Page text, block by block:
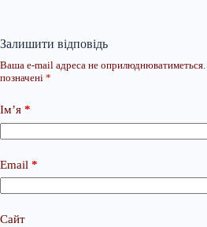
Залишити відповідь
Ваша e-mail адреса не оприлюднюватиметься.
позначені *
Ім’я *
Email *
Сайт